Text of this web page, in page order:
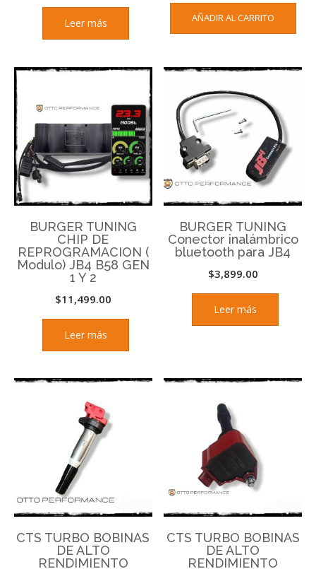
Leer más AÑADIR AL CARRITO
BURGER TUNING
CHIP DE
REPROGRAMACION (
Modulo) JB4 B58 GEN
1 Y 2
$11,499.00
Leer más
BURGER TUNING
Conector inalámbrico
bluetooth para JB4
$3,899.00
Leer más
CTS TURBO BOBINAS
DE ALTO
RENDIMIENTO
CTS TURBO BOBINAS
DE ALTO
RENDIMIENTO